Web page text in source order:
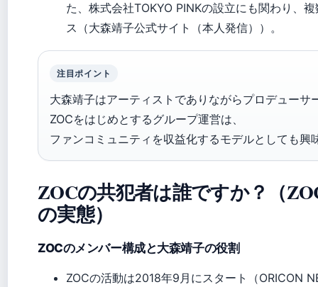
た、株式会社TOKYO PINKの設立にも関わり、
ス（大森靖子公式サイト（本人発信））。
注目ポイント
大森靖子はアーティストでありながらプロデューサ
ZOCをはじめとするグループ運営は、
ファンコミュニティを収益化するモデルとしても興
ZOCの共犯者は誰ですか？（
の実態）
ZOCのメンバー構成と大森靖子の役割
ZOCの活動は2018年9月にスタート（ORICON